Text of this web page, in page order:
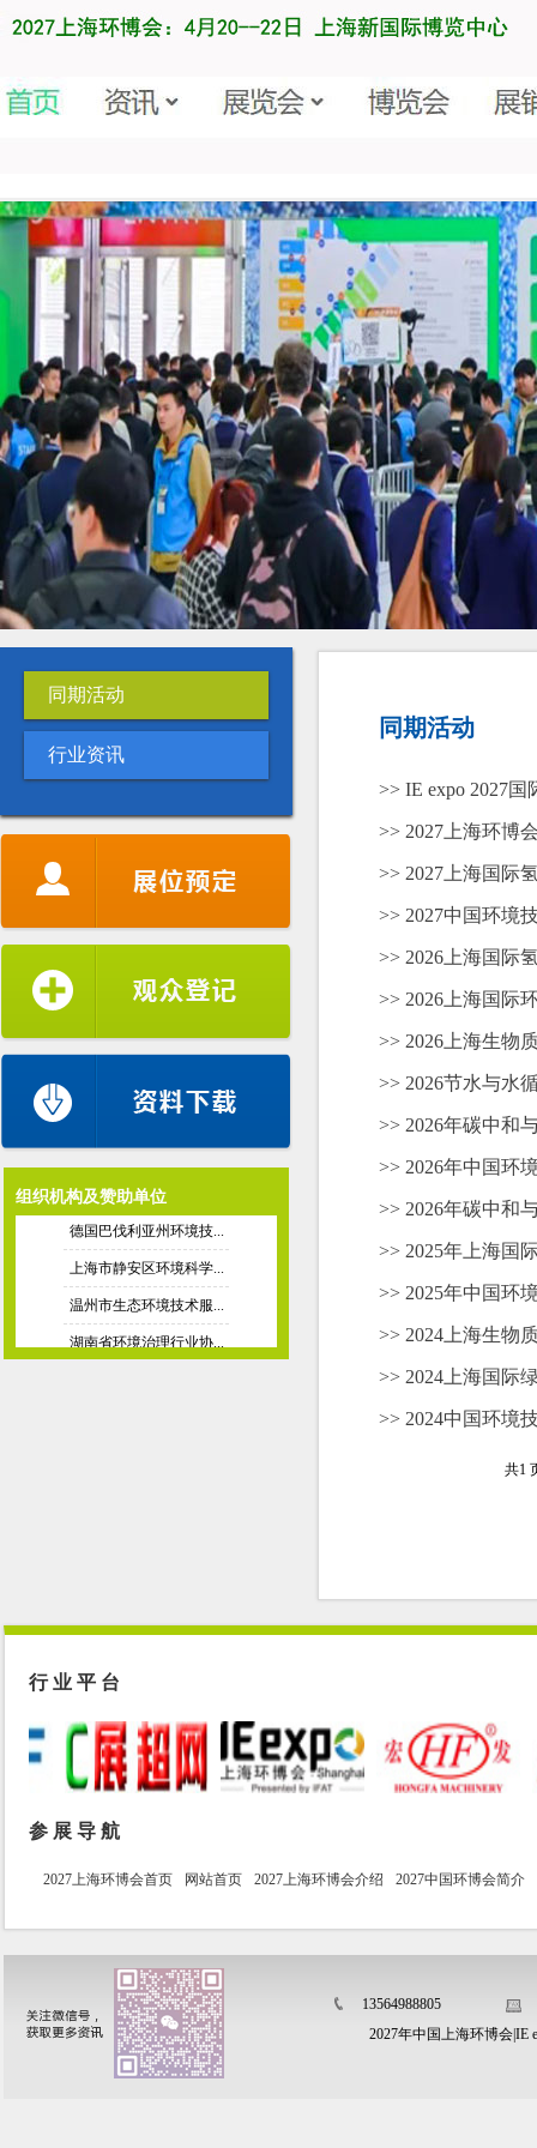
同期活动
行业资讯
组织机构及赞助单位
新加坡水协
韩国环境保全协会
德国水工业联合协会（...
欧洲水协
美国驻上海总领事馆商...
德国巴伐利亚州环境技...
上海市静安区环境科学...
温州市生态环境技术服...
湖南省环境治理行业协...
上海市静安区环境科学...
同期活动
>> IE expo 2027国
>> 2027上海环博
>> 2027上海国际
>> 2027中国环境
>> 2026上海国际
>> 2026上海国际
>> 2026上海生物
>> 2026节水与水
>> 2026年碳中和
>> 2026年中国环
>> 2026年碳中和
>> 2025年上海国
>> 2025年中国环
>> 2024上海生物
>> 2024上海国际
>> 2024中国环境
共1
行 业 平 台
参 展 导 航
2027上海环博会首页 网站首页 2027上海环博会介绍 2027中国环博会简介
13564988805
2027年中国上海环博会|IE